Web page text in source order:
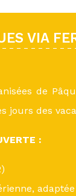
VIA
de
jours des
: